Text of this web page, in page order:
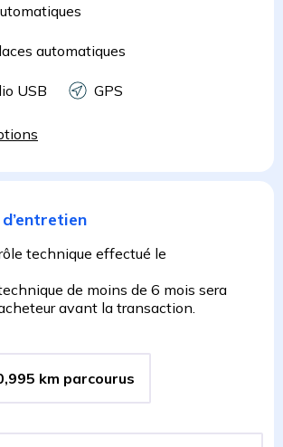
automatiques
USB GPS
technique effectué le
de moins de 6 mois sera
avant la transaction.
km parcourus